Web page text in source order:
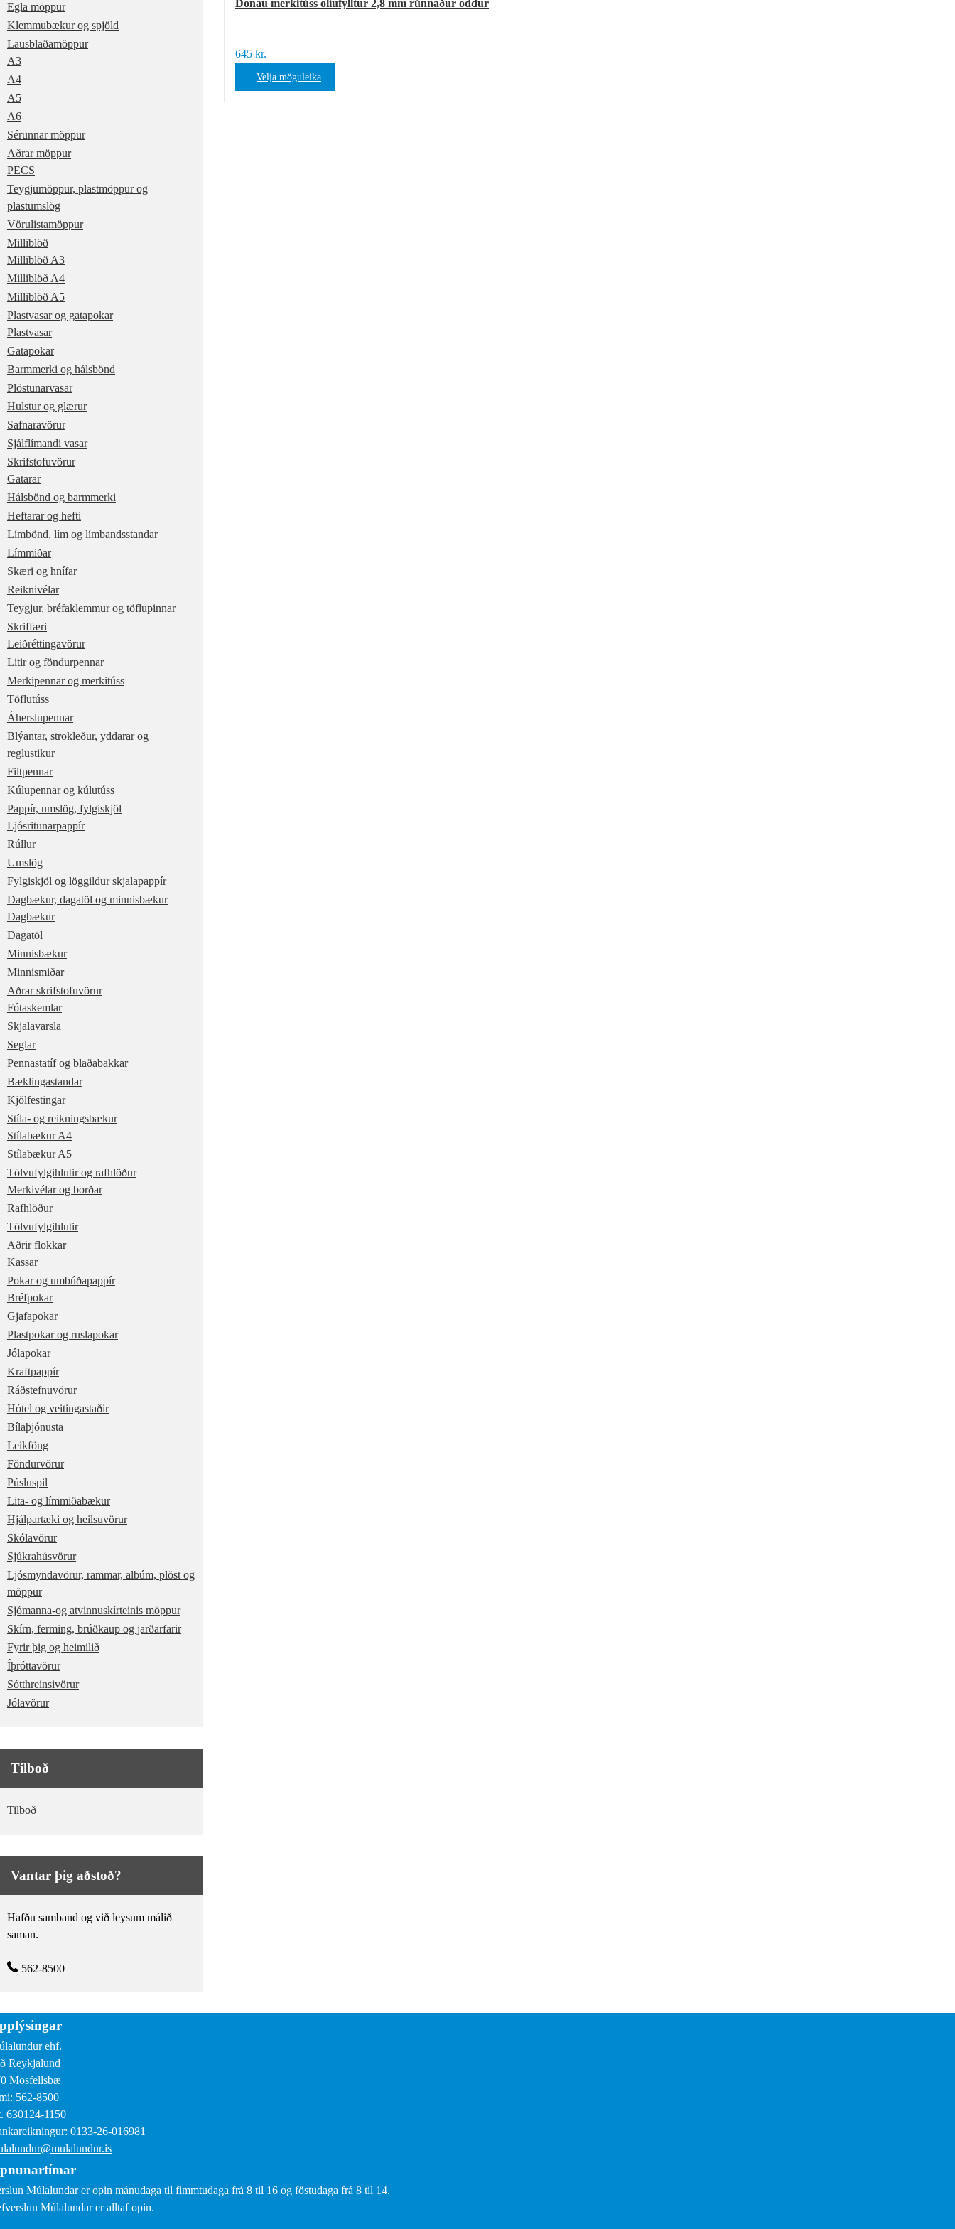
0kr.
Donau merkitúss olíufylltur 2,8 mm rúnnaður oddur
645 kr.
Velja möguleika
Egla möppur
Klemmubækur og spjöld
Lausblaðamöppur
A3
A4
A5
A6
Sérunnar möppur
Aðrar möppur
PECS
Teygjumöppur, plastmöppur og
plastumslög
Vörulistamöppur
Milliblöð
Milliblöð A3
Milliblöð A4
Milliblöð A5
Plastvasar og gatapokar
Plastvasar
Gatapokar
Barmmerki og hálsbönd
Plöstunarvasar
Hulstur og glærur
Safnaravörur
Sjálflímandi vasar
Skrifstofuvörur
Gatarar
Hálsbönd og barmmerki
Heftarar og hefti
Límbönd, lím og límbandsstandar
Límmiðar
Skæri og hnífar
Reiknivélar
Teygjur, bréfaklemmur og töflupinnar
Skriffæri
Leiðréttingavörur
Litir og föndurpennar
Merkipennar og merkitúss
Töflutúss
Áherslupennar
Blýantar, strokleður, yddarar og
reglustikur
Filtpennar
Kúlupennar og kúlutúss
Pappír, umslög, fylgiskjöl
Ljósritunarpappír
Rúllur
Umslög
Fylgiskjöl og löggildur skjalapappír
Dagbækur, dagatöl og minnisbækur
Dagbækur
Dagatöl
Minnisbækur
Minnismiðar
Aðrar skrifstofuvörur
Fótaskemlar
Skjalavarsla
Seglar
Pennastatíf og blaðabakkar
Bæklingastandar
Kjölfestingar
Stíla- og reikningsbækur
Stílabækur A4
Stílabækur A5
Tölvufylgihlutir og rafhlöður
Merkivélar og borðar
Rafhlöður
Tölvufylgihlutir
Aðrir flokkar
Kassar
Pokar og umbúðapappír
Bréfpokar
Gjafapokar
Plastpokar og ruslapokar
Jólapokar
Kraftpappír
Ráðstefnuvörur
Hótel og veitingastaðir
Bílaþjónusta
Leikföng
Föndurvörur
Púsluspil
Lita- og límmiðabækur
Hjálpartæki og heilsuvörur
Skólavörur
Sjúkrahúsvörur
Ljósmyndavörur, rammar, albúm, plöst og
möppur
Sjómanna-og atvinnuskírteinis möppur
Skírn, ferming, brúðkaup og jarðarfarir
Fyrir þig og heimilið
Íþróttavörur
Sótthreinsivörur
Jólavörur
Tilboð
Tilboð
Vantar þig aðstoð?
Hafðu samband og við leysum málið
saman.
562-8500
ehf.
Reykjalund
Mosfellsbæ
562-8500
630124-1150
0133-26-016981
Múlalundar er opin mánudaga til fimmtudaga frá 8 til 16 og föstudaga frá 8 til 14.
Múlalundar er alltaf opin.